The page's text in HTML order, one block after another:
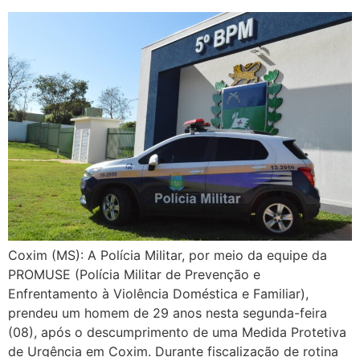
Coxim (MS): A Polícia Militar, por meio da equipe da
PROMUSE (Polícia Militar de Prevenção e
Enfrentamento à Violência Doméstica e Familiar),
prendeu um homem de 29 anos nesta segunda-feira
(08), após o descumprimento de uma Medida Protetiva
de Urgência em Coxim. Durante fiscalização de rotina